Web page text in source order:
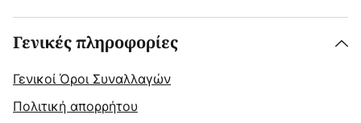
Γενικές πληροφορίες
Γενικοί Όροι Συναλλαγών
Πολιτική απορρήτου